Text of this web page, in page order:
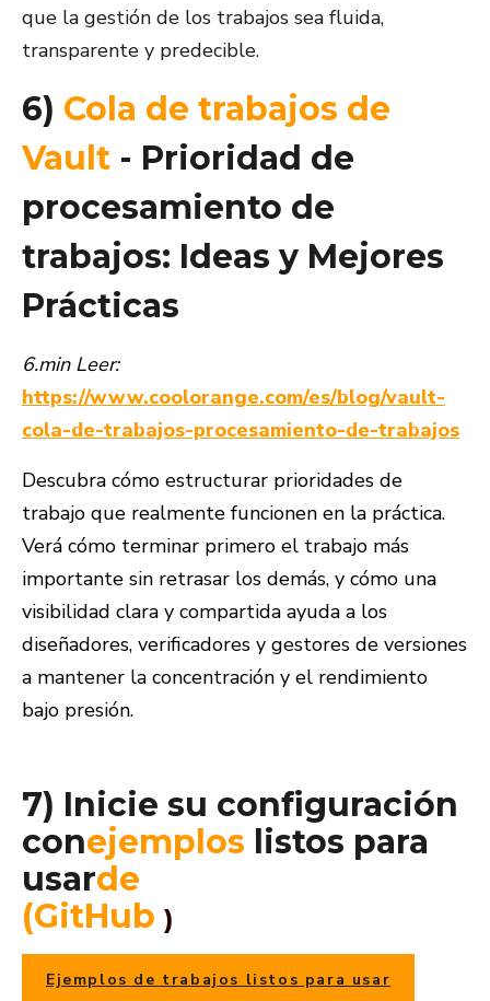
que la gestión de los trabajos sea fluida,
transparente y predecible.
6) Cola de trabajos de
Vault - Prioridad de
procesamiento de
trabajos: Ideas y Mejores
Prácticas
6.min Leer:
https://www.coolorange.com/es/blog/vault-
cola-de-trabajos-procesamiento-de-trabajos
Descubra cómo estructurar prioridades de
trabajo que realmente funcionen en la práctica.
Verá cómo terminar primero el trabajo más
importante sin retrasar los demás, y cómo una
visibilidad clara y compartida ayuda a los
diseñadores, verificadores y gestores de versiones
a mantener la concentración y el rendimiento
bajo presión.
7) Inicie su configuración
conejemplos listos para
usarde
(GitHub )
Ejemplos de trabajos listos para usar